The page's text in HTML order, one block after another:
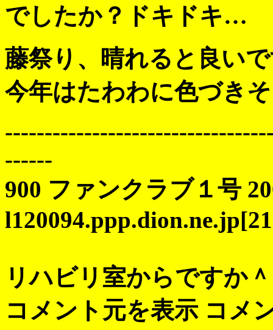
でしたか？ドキドキ…
藤祭り、晴れると良い
今年はたわわに色づき
------
900 ファンクラブ１号
リハビリ室からですか
コメント元を表示 コメ